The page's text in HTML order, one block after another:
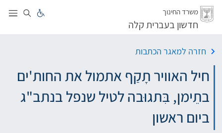
דלג
משרד החינוך
חדשון בעברית קלה
חזרה למאגר הכתבות
חיל האוויר תָקַף אתמול את החות'ים
בתֵימן, בִּתגוּבה לטיל שנפל בנתב"ג
ביום ראשון